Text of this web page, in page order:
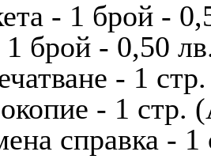
- 1 брой -
брой - 0,50
- 1
- 1 стр.
справка -